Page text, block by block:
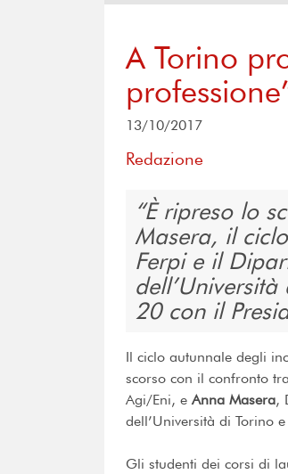
A Torino
13/10/2017
Redazione
È ripreso lo
Masera, il
Ferpi e il
20 con il
Il ciclo autunnale degli
scorso con il confronto tra
Agi/Eni, e Anna Masera,
dell’Università di Torino
Gli studenti dei corsi di